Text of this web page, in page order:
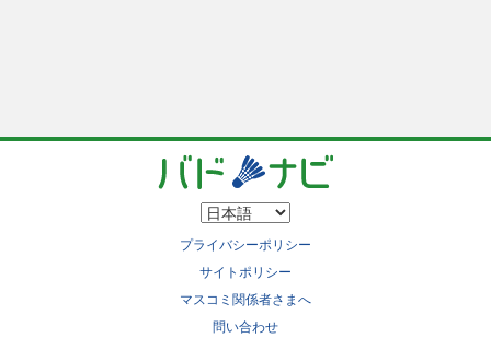
プライバシーポリシー
サイトポリシー
マスコミ関係者さまへ
問い合わせ